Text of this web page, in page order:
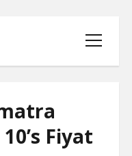
menüyü
aç
PARASIZ
Fiyat